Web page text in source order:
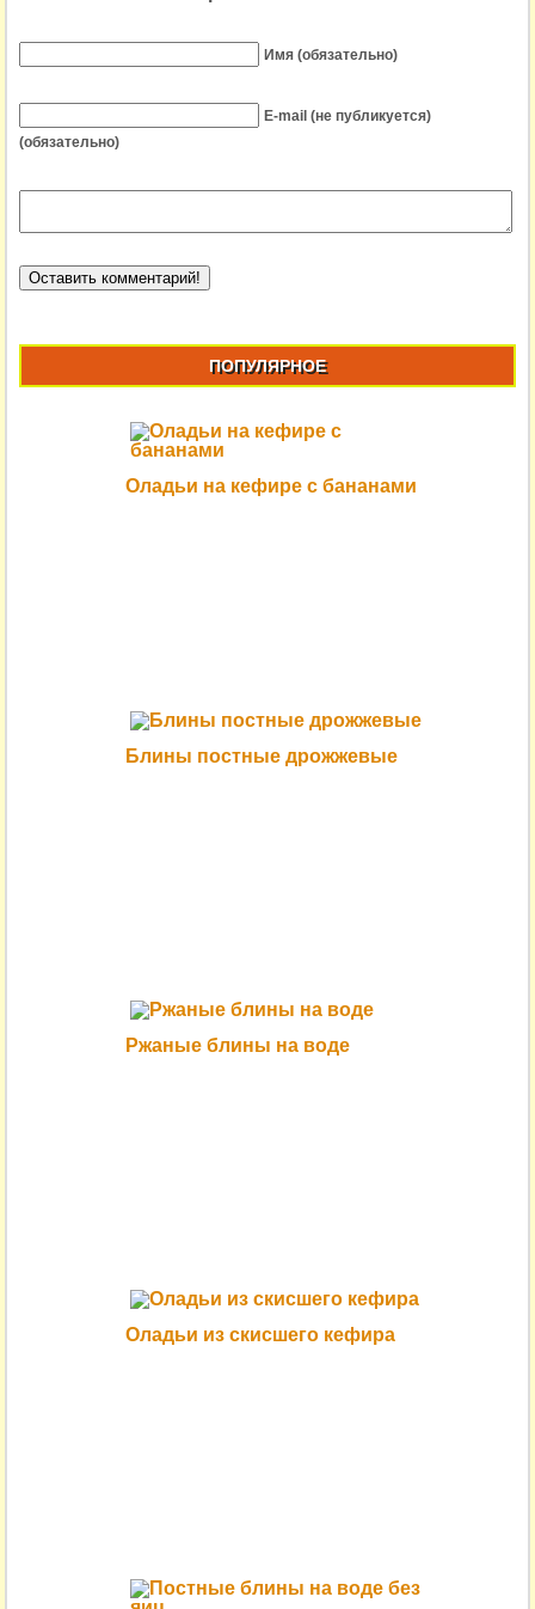
Имя (обязательно)
E-mail (не публикуется)
(обязательно)
ПОПУЛЯРНОЕ
Оладьи на кефире с бананами
Блины постные дрожжевые
Ржаные блины на воде
Оладьи из скисшего кефира